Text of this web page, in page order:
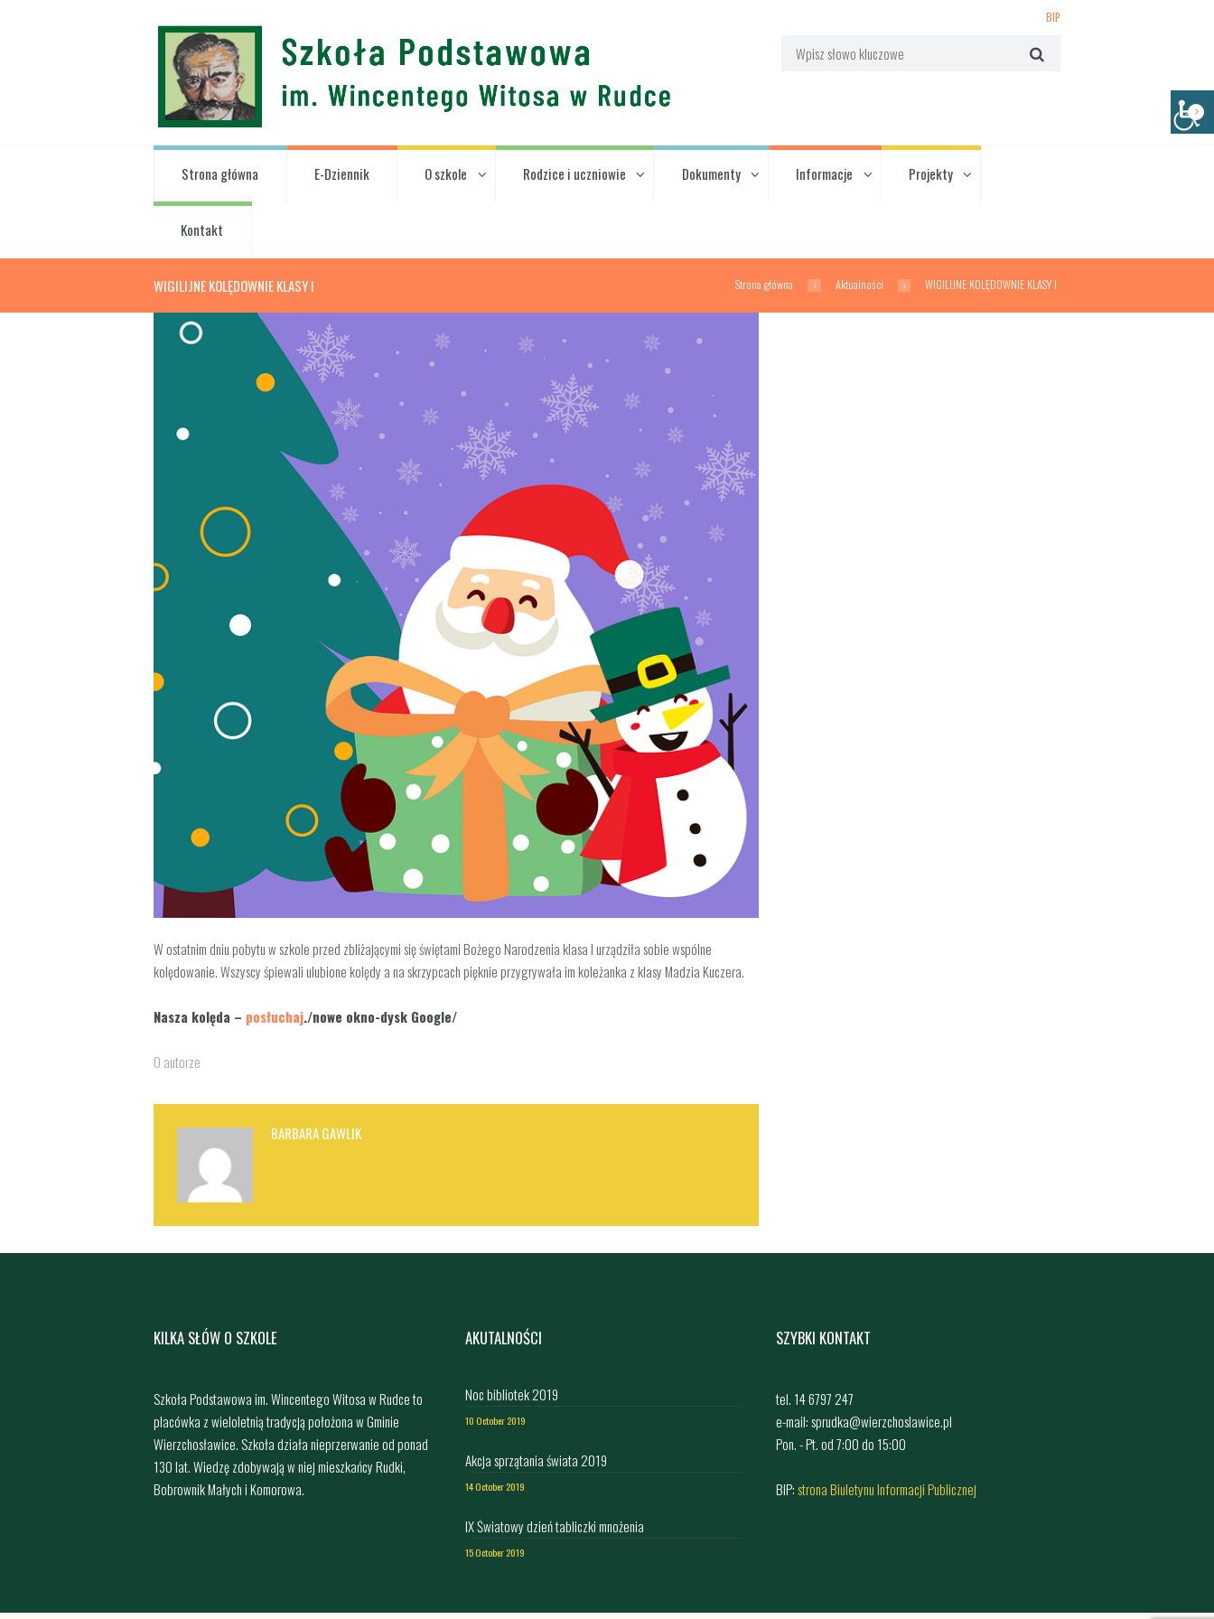
BIP
Strona główna E-Dziennik O szkole Rodzice i uczniowie Dokumenty Informacje Projekty
Kontakt
WIGILIJNE KOLĘDOWNIE KLASY I Strona główna Aktualności WIGILIJNE KOLĘDOWNIE KLASY I
W ostatnim dniu pobytu w szkole przed zbliżającymi się świętami Bożego Narodzenia klasa I urządziła sobie wspólne
kolędowanie. Wszyscy śpiewali ulubione kolędy a na skrzypcach pięknie przygrywała im koleżanka z klasy Madzia Kuczera.
Nasza kolęda – posłuchaj./nowe okno-dysk Google/
O autorze
BARBARA GAWLIK
KILKA SŁÓW O SZKOLE
Szkoła Podstawowa im. Wincentego Witosa w Rudce to
placówka z wieloletnią tradycją położona w Gminie
Wierzchosławice. Szkoła działa nieprzerwanie od ponad
130 lat. Wiedzę zdobywają w niej mieszkańcy Rudki,
Bobrownik Małych i Komorowa.
AKUTALNOŚCI
Noc bibliotek 2019
10 October 2019
Akcja sprzątania świata 2019
14 October 2019
IX Światowy dzień tabliczki mnożenia
15 October 2019
SZYBKI KONTAKT
tel. 14 6797 247
e-mail: sprudka@wierzchoslawice.pl
Pon. - Pt. od 7:00 do 15:00
BIP:strona Biuletynu Informacji Publicznej